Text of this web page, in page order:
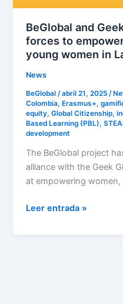
BeGlobal and
forces to
young women in
News
BeGlobal/abril 21, 2025/
Colombia, Erasmus+,
equity,Global Citizenship,
Based Learning (PBL),
development
The BeGlobal project
alliance with the Geek
at empowering women,
women,
girls
and
young
in
Latin
America
Leer entrada »